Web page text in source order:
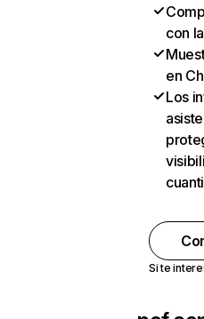
con
en
Los
Si te